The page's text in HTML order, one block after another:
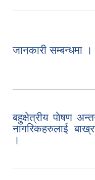
जानकारी सम्बन्धमा ।
बहुक्षेत्रीय पाेषण
नागरिकहरुलाई
।